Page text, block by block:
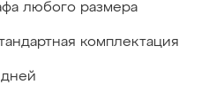
любого размера
комплектация